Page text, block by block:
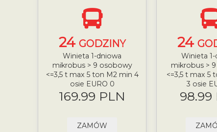
24 GODZINY
Winieta 1-dniowa
mikrobus > 9 osobowy
<=3,5 t max 5 ton M2 min 4
osie EURO 0
169.99 PLN
ZAMÓW
24
Winieta
mikrobus >
<=3,5 t max 5
3 osie
98.99